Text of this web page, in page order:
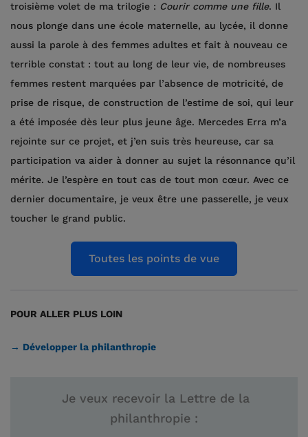
troisième volet de ma trilogie : Courir comme une fille. Il
nous plonge dans une école maternelle, au lycée, il donne
aussi la parole à des femmes adultes et fait à nouveau ce
terrible constat : tout au long de leur vie, de nombreuses
femmes restent marquées par l’absence de motricité, de
prise de risque, de construction de l’estime de soi, qui leur
a été imposée dès leur plus jeune âge. Mercedes Erra m’a
rejointe sur ce projet, et j’en suis très heureuse, car sa
participation va aider à donner au sujet la résonnance qu’il
mérite. Je l’espère en tout cas de tout mon cœur. Avec ce
dernier documentaire, je veux être une passerelle, je veux
toucher le grand public.
Toutes les points de vue
POUR ALLER PLUS LOIN
→ Développer la philanthropie
Je veux recevoir la Lettre de la
philanthropie :